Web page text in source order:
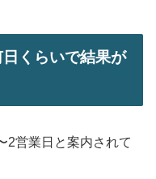
くらいで結果が
2営業日と案内されて